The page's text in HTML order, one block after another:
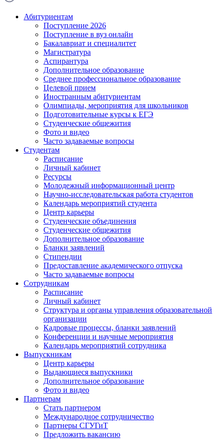
Абитуриентам
Поступление 2026
Поступление в вуз онлайн
Бакалавриат и специалитет
Магистратура
Аспирантура
Дополнительное образование
Среднее профессиональное образование
Целевой прием
Иностранным абитуриентам
Олимпиады, мероприятия для школьников
Подготовительные курсы к ЕГЭ
Студенческие общежития
Фото и видео
Часто задаваемые вопросы
Студентам
Расписание
Личный кабинет
Ресурсы
Молодежный информационный центр
Научно-исследовательская работа студентов
Календарь мероприятий студента
Центр карьеры
Студенческие объединения
Студенческие общежития
Дополнительное образование
Бланки заявлений
Стипендии
Предоставление академического отпуска
Часто задаваемые вопросы
Сотрудникам
Расписание
Личный кабинет
Структура и органы управления образовательной
организации
Кадровые процессы, бланки заявлений
Конференции и научные мероприятия
Календарь мероприятий сотрудника
Выпускникам
Центр карьеры
Выдающиеся выпускники
Дополнительное образование
Фото и видео
Партнерам
Стать партнером
Международное сотрудничество
Партнеры СГУГиТ
Предложить вакансию